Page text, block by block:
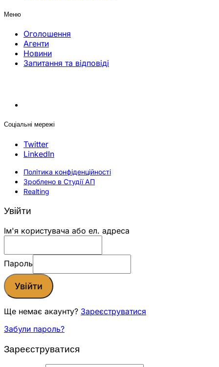
Меню
Оголошення
Агенти
Новини
Запитання та відповіді
Соціальні мережі
Twitter
LinkedIn
Політика конфіденційності
Зроблено в Студії АП
Realting
Увійти
Ім'я користувача або ел. адреса
Пароль
Увійти
Ще немає акаунту? Зареєструватися
Забули пароль?
Зареєструватися